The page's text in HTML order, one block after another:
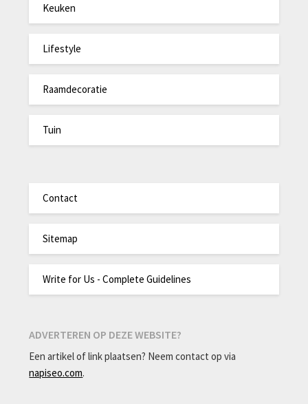
Keuken
Lifestyle
Raamdecoratie
Tuin
Contact
Sitemap
Write for Us - Complete Guidelines
ADVERTEREN OP DEZE WEBSITE?
Een artikel of link plaatsen? Neem contact op via
napiseo.com.